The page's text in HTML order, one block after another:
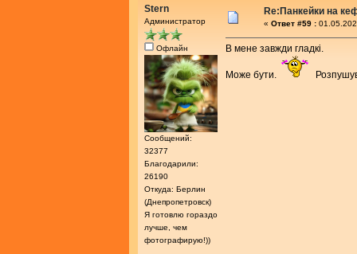
Stern
Администратор
Офлайн
Сообщений:
32377
Благодарили:
26190
Откуда: Берлин
(Днепропетровск)
Я готовлю гораздо
лучше, чем
фотографирую!))
Re:Панкейки на
« Ответ #59 :
В мене завжди гладкі.
Може бути.